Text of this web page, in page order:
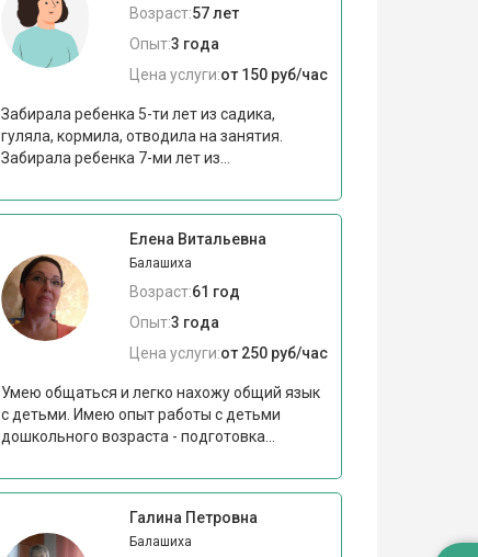
Возраст:57 лет
Опыт:3 года
Цена услуги:от 150 руб/час
Забирала ребенка 5-ти лет из садика,
гуляла, кормила, отводила на занятия.
Забирала ребенка 7-ми лет из...
Елена Витальевна
Балашиха
Возраст:61 год
Опыт:3 года
Цена услуги:от 250 руб/час
Умею общаться и легко нахожу общий язык
с детьми. Имею опыт работы с детьми
дошкольного возраста - подготовка...
Галина Петровна
Балашиха